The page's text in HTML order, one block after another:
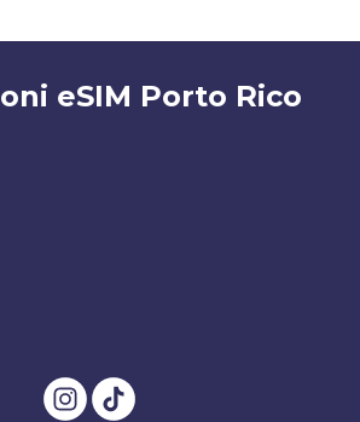
eSIM Porto Rico